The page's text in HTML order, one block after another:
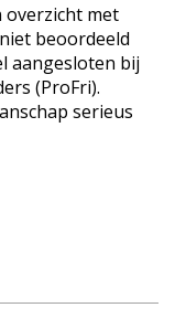
overzicht met
beoordeeld
aangesloten bij
(ProFri).
serieus